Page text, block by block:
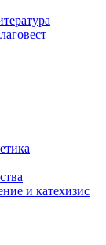
и катехизис